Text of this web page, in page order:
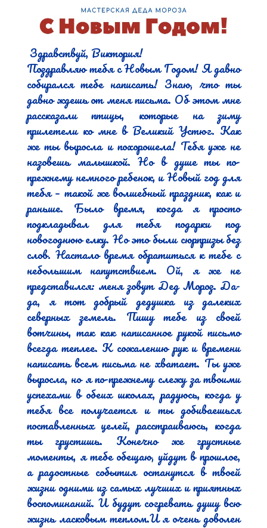
Поздравляю тебя с Новым Годом! Я давно
собирался тебе написать! Знаю, что ты
давно ждешь от меня письма. Об этом мне
рассказали птицы, которые на зиму
прилетели ко мне в Великий Устюг. Как
же ты выросла и похорошела! Тебя уже не
назовешь малышкой. Но в душе ты по-
прежнему немного ребенок, и Новый год для
тебя – такой же волшебный праздник, как и
раньше. Было время, когда я просто
подкладывал для тебя подарки под
новогоднюю елку. Но это были сюрпризы без
слов. Настало время обратиться к тебе с
небольшим напутствием. Ой, я же не
представился: меня зовут Дед Мороз. Да-
да, я тот добрый дедушка из далеких
северных земель. Пишу тебе из своей
вотчины, так как написанное рукой письмо
всегда теплее. К сожалению рук и времени
написать всем письма не хватает. Ты уже
выросла, но я по-прежнему слежу за твоими
успехами в обеих школах, радуюсь, когда у
тебя все получается и ты добиваешься
поставленных целей, расстраиваюсь, когда
ты грустишь. Конечно же грустные
моменты, я тебе обещаю, уйдут в прошлое,
а радостные события останутся в твоей
жизни одними из самых лучших и приятных
воспоминаний. И будут согревать душу всю
жизнь ласковым теплом.И я очень доволен